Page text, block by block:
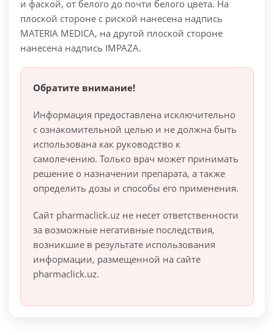
и фаской, от белого до почти белого цвета. На
плоской стороне с риской нанесена надпись
MATERIA MEDICA, на другой плоской стороне
нанесена надпись IMPAZA.
Обратите внимание!
Информация предоставлена исключительно
с ознакомительной целью и не должна быть
использована как руководство к
самолечению. Только врач может принимать
решение о назначении препарата, а также
определить дозы и способы его применения.
Сайт pharmaclick.uz не несет ответственности
за возможные негативные последствия,
возникшие в результате использования
информации, размещенной на сайте
pharmaclick.uz.